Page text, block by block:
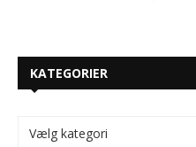
KATEGORIER